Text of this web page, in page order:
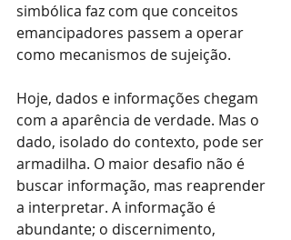
simbólica faz com que conceitos
emancipadores passem a operar
como mecanismos de sujeição.
Hoje, dados e informações chegam
com a aparência de verdade. Mas o
dado, isolado do contexto, pode ser
armadilha. O maior desafio não é
buscar informação, mas reaprender
a interpretar. A informação é
abundante; o discernimento,